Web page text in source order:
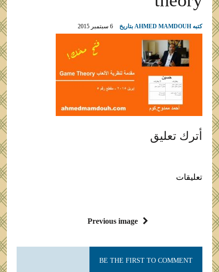
كتبه AHMED MAMDOUHبتاريخ 6 سبتمبر 2015
أترك تعليق
تعليقات
Previous image
BE THE FIRST TO COMMENT